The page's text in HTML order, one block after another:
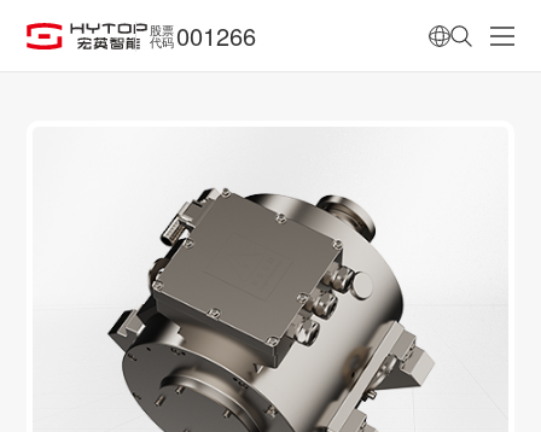
股票
代码 001266